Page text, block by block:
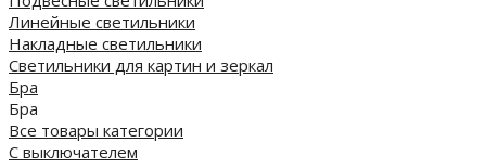
Линейные светильники
Накладные светильники
Светильники для картин и зеркал
Бра
Бра
Все товары категории
С выключателем